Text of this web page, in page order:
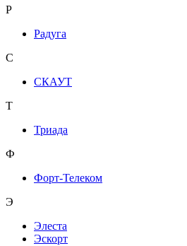
Р
Радуга
С
СКАУТ
Т
Триада
Ф
Форт-Телеком
Э
Элеста
Эскорт